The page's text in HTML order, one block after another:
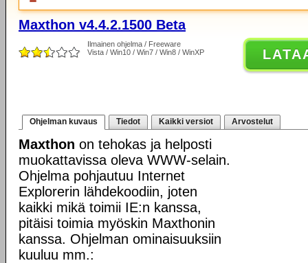
Maxthon v4.4.2.1500 Beta
Ilmainen ohjelma / Freeware
Vista / Win10 / Win7 / Win8 / WinXP
Ohjelman kuvaus Tiedot Kaikki versiot Arvostelut
Maxthon on tehokas ja helposti
muokattavissa oleva WWW-selain.
Ohjelma pohjautuu Internet
Explorerin lähdekoodiin, joten
kaikki mikä toimii IE:n kanssa,
pitäisi toimia myöskin Maxthonin
kanssa. Ohjelman ominaisuuksiin
kuuluu mm.: